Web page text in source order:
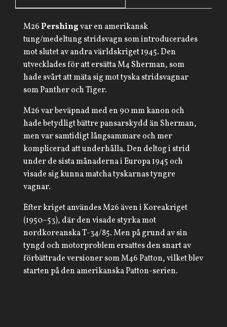
M26Pershingvar en amerikansk
tung/medeltung stridsvagn som introducerades
mot slutet av andra världskriget 1945. Den
utvecklades för att ersätta M4 Sherman, som
hade svårt att mäta sig mot tyska stridsvagnar
som Panther och Tiger.
M26 var beväpnad med en 90 mm kanon och
hade betydligt bättre pansarskydd än Sherman,
men var samtidigt långsammare och mer
komplicerad att underhålla. Den deltog i strid
under de sista månaderna i Europa 1945 och
visade sig kunna matcha tyskarnas tyngre
vagnar.
Efter kriget användes M26 även i Koreakriget
(1950–53), där den visade styrka mot
nordkoreanska T-34/85. Men på grund av sin
tyngd och motorproblem ersattes den snart av
förbättrade versioner som M46 Patton, vilket blev
starten på den amerikanska Patton-serien.